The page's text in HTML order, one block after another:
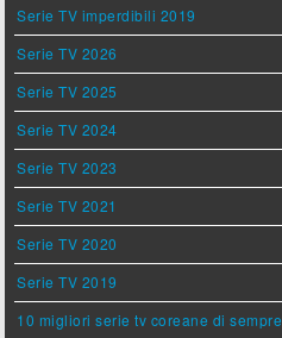
Serie TV imperdibili 2019
Serie TV 2026
Serie TV 2025
Serie TV 2024
Serie TV 2023
Serie TV 2021
Serie TV 2020
Serie TV 2019
10 migliori serie tv coreane di sempre